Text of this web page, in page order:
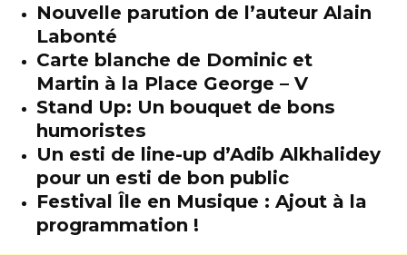
Nouvelle parution de l’auteur Alain
Labonté
Carte blanche de Dominic et
Martin à la Place George – V
Stand Up: Un bouquet de bons
humoristes
Un esti de line-up d’Adib Alkhalidey
pour un esti de bon public
Festival Île en Musique : Ajout à la
programmation !